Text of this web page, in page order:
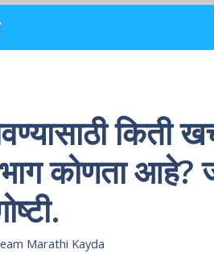
किती
कोणता आहे?
Marathi Kayda